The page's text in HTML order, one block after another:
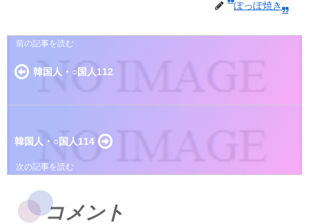
ぽっぽ焼き
韓国人・○国人112
韓国人・○国人114
コメント